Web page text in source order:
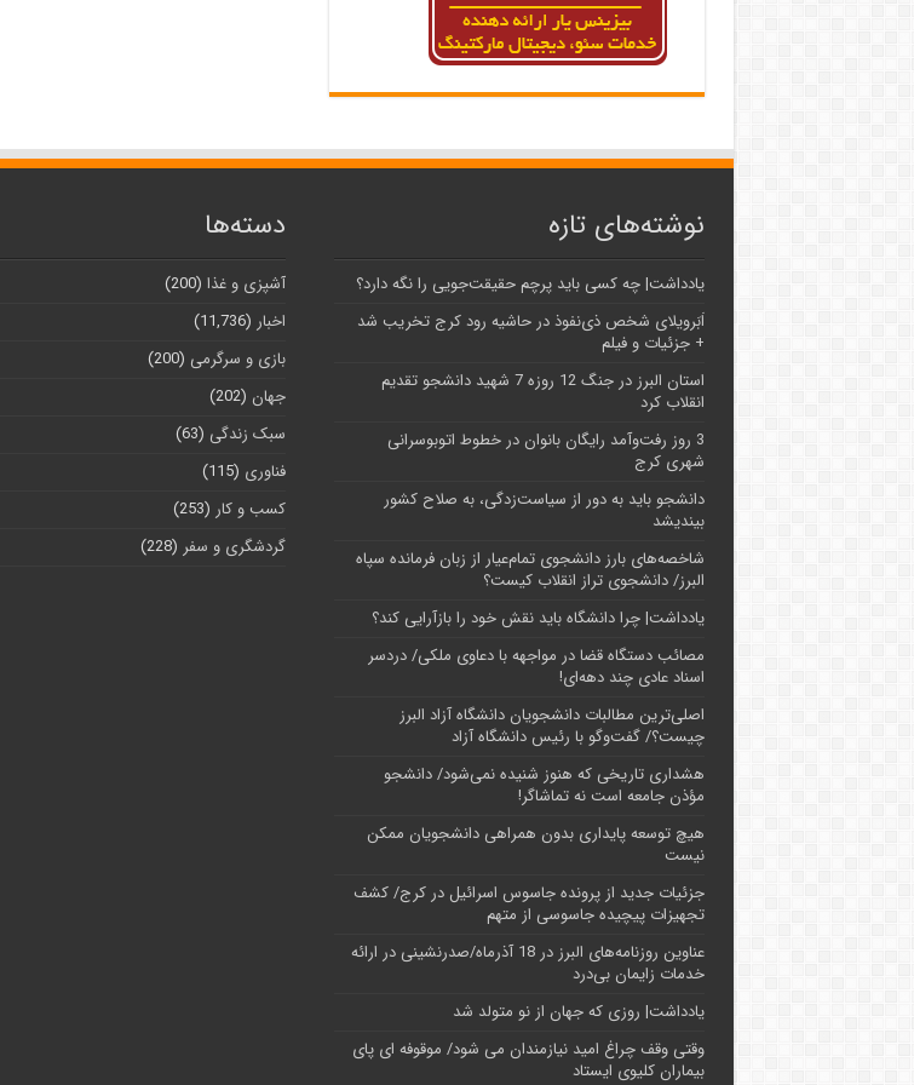
نوشته‌های تازه
یادداشت| ‌چه کسی باید پرچم حقیقت‌جویی را نگه دارد؟
اَبَر‌ویلای شخص ذی‌نفوذ در حاشیه‌ رود کرج تخریب شد
+ جزئیات و فیلم
استان البرز در جنگ 12 روزه 7 شهید دانشجو تقدیم
انقلاب کرد
3 روز رفت‌وآمد رایگان بانوان در خطوط اتوبوسرانی
شهری کرج
دانشجو باید به دور از سیاست‌زدگی، به صلاح کشور
بیندیشد
شاخصه‌های بارز دانشجوی تمام‌عیار از زبان فرمانده سپاه
البرز/ دانشجوی تراز انقلاب کیست؟
یادداشت| چرا دانشگاه باید نقش خود را بازآرایی کند؟
مصائب دستگاه قضا در مواجهه با دعاوی ملکی/ دردسر
اسناد عادی چند‌ دهه‌ای!
اصلی‌ترین مطالبات دانشجویان دانشگاه آزاد البرز
چیست؟/ گفت‌وگو با رئیس دانشگاه آز‌اد
هشداری تاریخی که هنوز شنیده نمی‌شود/ دانشجو
مؤذن جامعه است نه تماشاگر!
هیچ توسعه پایداری بدون همراهی دانشجویان ممکن
نیست
جزئیات جدید از پرونده جاسوس اسرائیل در کرج/‌ کشف
تجهیزات پیچیده جاسوسی از متهم
عناوین روزنامه‌های البرز در ‌18 آذرماه/صدرنشینی در ارائه
خدمات زایمان بی‌درد
یادداشت| روزی که جهان از نو متولد شد
وقتی وقف چراغ امید نیازمندان می شود/ موقوفه ای پای
بیماران کلیوی ایستاد
دسته‌ها
آشپزی و غذا (200)
اخبار (11,736)
بازی و سرگرمی (200)
جهان (202)
سبک زندگی (63)
فناوری (115)
کسب و کار (253)
گردشگری و سفر (228)